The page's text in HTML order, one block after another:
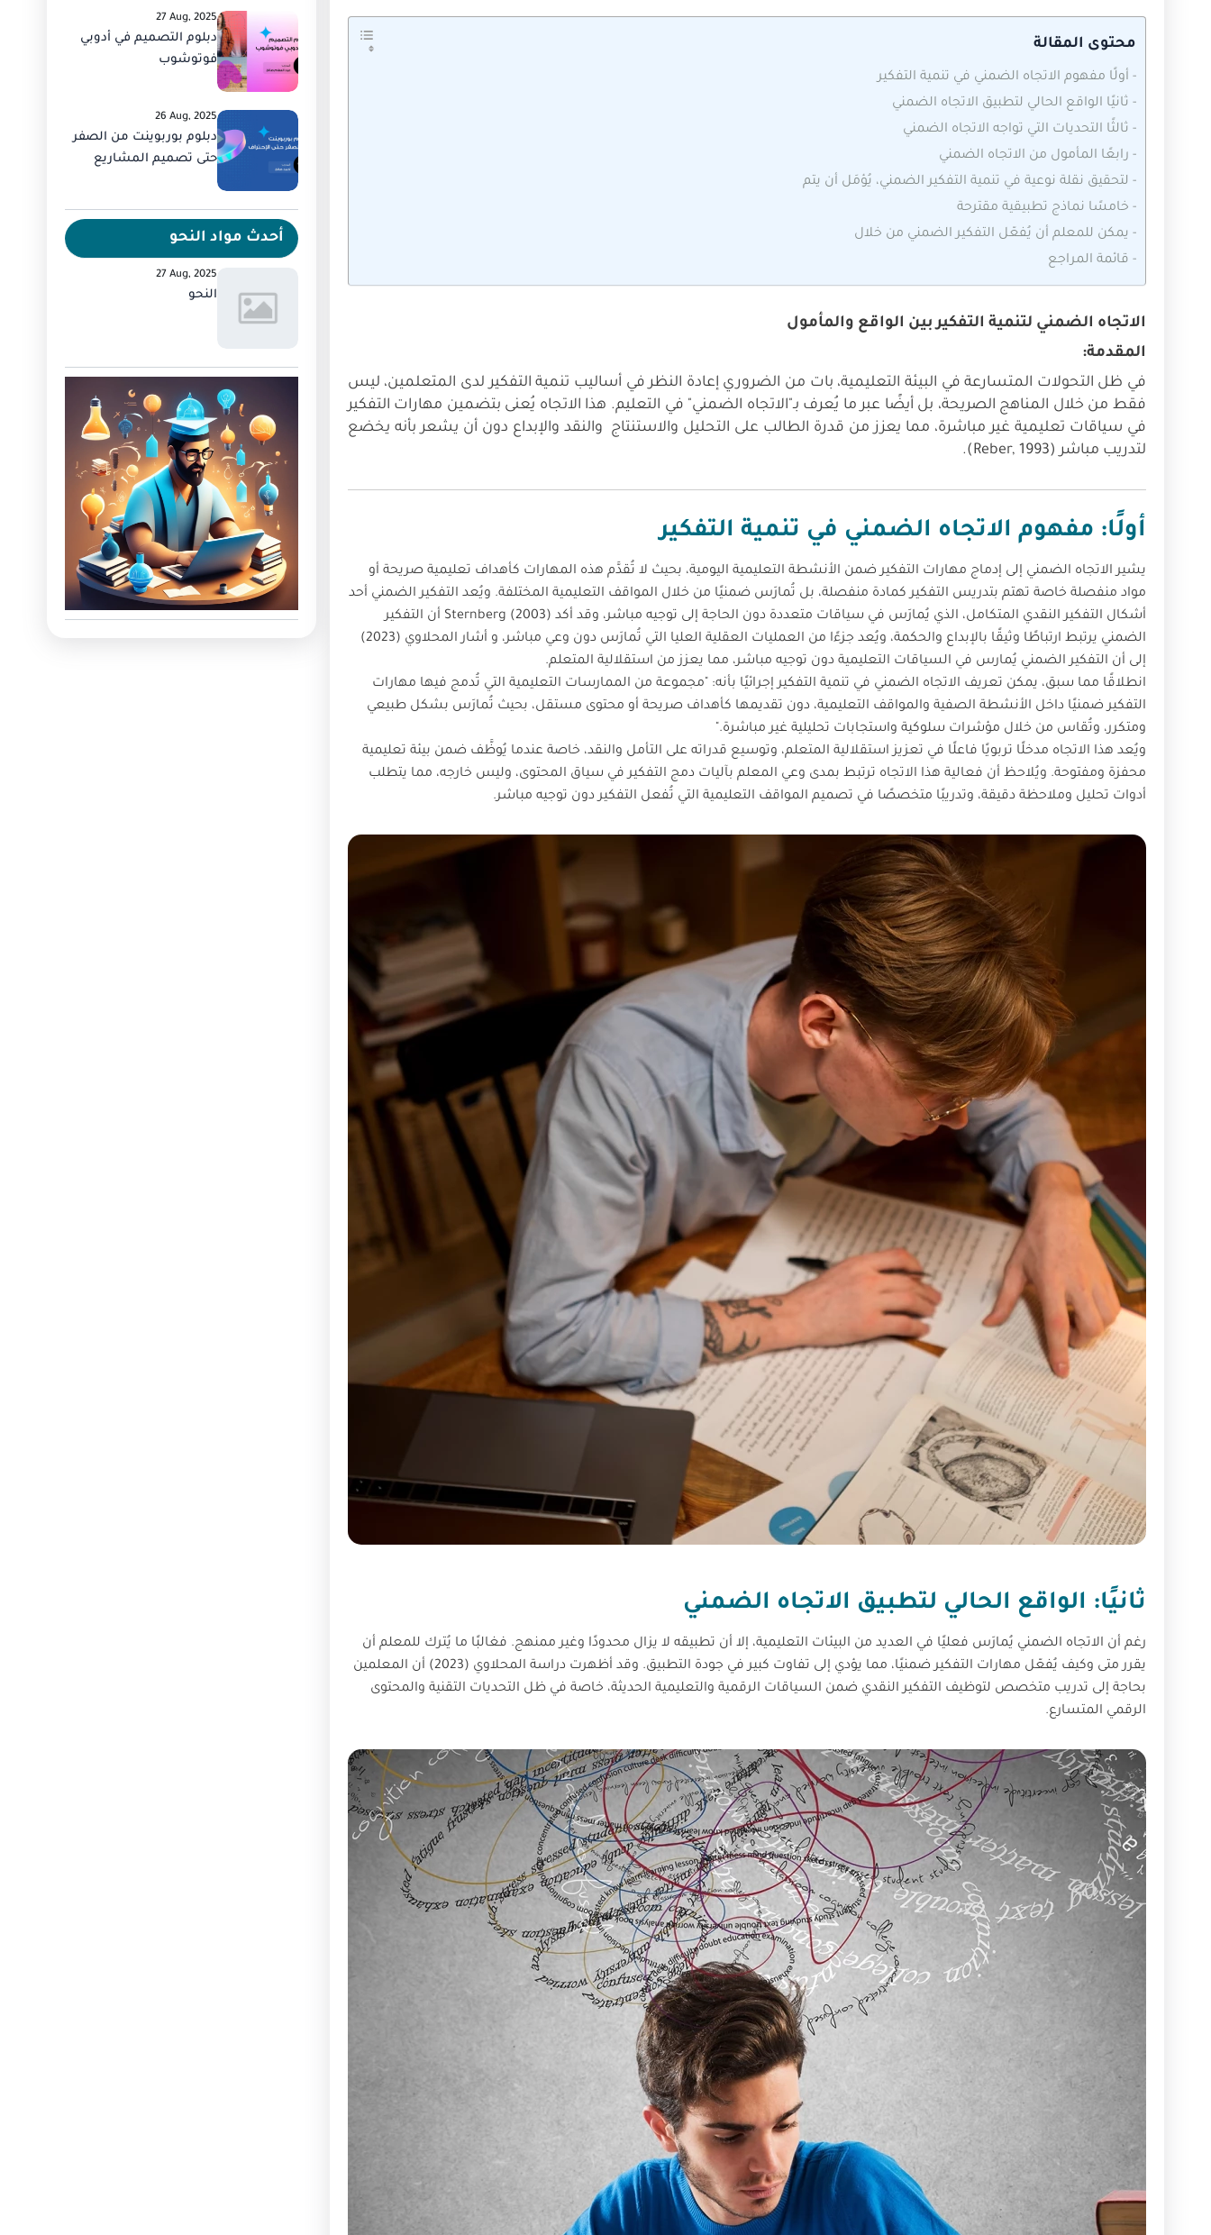
محتوى المقالة
- أولًا مفهوم الاتجاه الضمني في تنمية التفكير
- ثانيًا الواقع الحالي لتطبيق الاتجاه الضمني
- ثالثًا التحديات التي تواجه الاتجاه الضمني
- رابعًا المأمول من الاتجاه الضمني
- لتحقيق نقلة نوعية في تنمية التفكير الضمني، يُؤمَل أن يتم
- خامسًا نماذج تطبيقية مقترحة
- يمكن للمعلم أن يُفعّل التفكير الضمني من خلال
- قائمة المراجع
الاتجاه الضمني لتنمية التفكير بين الواقع والمأمول
المقدمة:
في ظل التحولات المتسارعة في البيئة التعليمية، بات من الضروري إعادة النظر في أساليب تنمية التفكير لدى المتعلمين، ليس
فقط من خلال المناهج الصريحة، بل أيضًا عبر ما يُعرف بـ"الاتجاه الضمني" في التعليم. هذا الاتجاه يُعنى بتضمين مهارات التفكير
في سياقات تعليمية غير مباشرة، مما يعزز من قدرة الطالب على التحليل والاستنتاج والنقد والإبداع دون أن يشعر بأنه يخضع
لتدريب مباشر (Reber, 1993).
أولًا: مفهوم الاتجاه الضمني في تنمية التفكير
يشير الاتجاه الضمني إلى إدماج مهارات التفكير ضمن الأنشطة التعليمية اليومية، بحيث لا تُقدَّم هذه المهارات كأهداف تعليمية صريحة أو
مواد منفصلة خاصة تهتم بتدريس التفكير كمادة منفصلة، بل تُمارَس ضمنيًا من خلال المواقف التعليمية المختلفة. ويُعد التفكير الضمني أحد
أشكال التفكير النقدي المتكامل، الذي يُمارَس في سياقات متعددة دون الحاجة إلى توجيه مباشر، وقد أكد Sternberg (2003) أن التفكير
الضمني يرتبط ارتباطًا وثيقًا بالإبداع والحكمة، ويُعد جزءًا من العمليات العقلية العليا التي تُمارَس دون وعي مباشر، و أشار المحلاوي (2023)
إلى أن التفكير الضمني يُمارس في السياقات التعليمية دون توجيه مباشر، مما يعزز من استقلالية المتعلم.
انطلاقًا مما سبق، يمكن تعريف الاتجاه الضمني في تنمية التفكير إجرائيًا بأنه: "مجموعة من الممارسات التعليمية التي تُدمج فيها مهارات
التفكير ضمنيًا داخل الأنشطة الصفية والمواقف التعليمية، دون تقديمها كأهداف صريحة أو محتوى مستقل، بحيث تُمارَس بشكل طبيعي
ومتكرر، وتُقاس من خلال مؤشرات سلوكية واستجابات تحليلية غير مباشرة."
ويُعد هذا الاتجاه مدخلًا تربويًا فاعلًا في تعزيز استقلالية المتعلم، وتوسيع قدراته على التأمل والنقد، خاصة عندما يُوظَّف ضمن بيئة تعليمية
محفزة ومفتوحة. ويُلاحظ أن فعالية هذا الاتجاه ترتبط بمدى وعي المعلم بآليات دمج التفكير في سياق المحتوى، وليس خارجه، مما يتطلب
أدوات تحليل وملاحظة دقيقة، وتدريبًا متخصصًا في تصميم المواقف التعليمية التي تُفعل التفكير دون توجيه مباشر.
ثانيًا: الواقع الحالي لتطبيق الاتجاه الضمني
رغم أن الاتجاه الضمني يُمارَس فعليًا في العديد من البيئات التعليمية، إلا أن تطبيقه لا يزال محدودًا وغير ممنهج. فغالبًا ما يُترك للمعلم أن
يقرر متى وكيف يُفعّل مهارات التفكير ضمنيًا، مما يؤدي إلى تفاوت كبير في جودة التطبيق. وقد أظهرت دراسة المحلاوي (2023) أن المعلمين
بحاجة إلى تدريب متخصص لتوظيف التفكير النقدي ضمن السياقات الرقمية والتعليمية الحديثة، خاصة في ظل التحديات التقنية والمحتوى
الرقمي المتسارع.
27 Aug, 2025
دبلوم التصميم في أدوبي
فوتوشوب
26 Aug, 2025
دبلوم بوربوينت من الصفر
حتى تصميم المشاريع
أحدث مواد النحو
27 Aug, 2025
النحو